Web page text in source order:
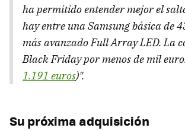
ha permitido entender mejor el
hay entre una Samsung básica de
más avanzado Full Array LED. La
Black Friday por menos de mil
1.191 euros)".
Su próxima adquisición